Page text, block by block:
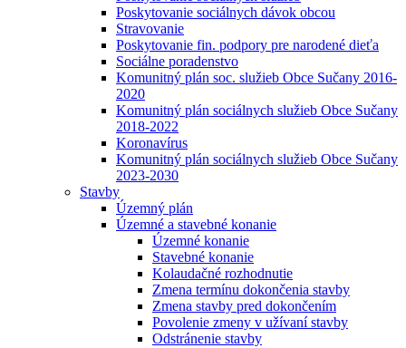
Poskytovanie sociálnych dávok obcou
Stravovanie
Poskytovanie fin. podpory pre narodené dieťa
Sociálne poradenstvo
Komunitný plán soc. služieb Obce Sučany 2016-
2020
Komunitný plán sociálnych služieb Obce Sučany
2018-2022
Koronavírus
Komunitný plán sociálnych služieb Obce Sučany
2023-2030
Stavby
Územný plán
Územné a stavebné konanie
Územné konanie
Stavebné konanie
Kolaudačné rozhodnutie
Zmena termínu dokončenia stavby
Zmena stavby pred dokončením
Povolenie zmeny v užívaní stavby
Odstránenie stavby